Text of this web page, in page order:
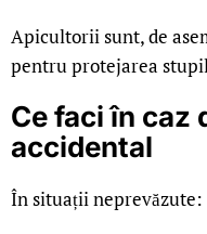
Apicultorii sunt, de
pentru protejarea
Ce faci în caz
accidental
În situații neprevăzute: